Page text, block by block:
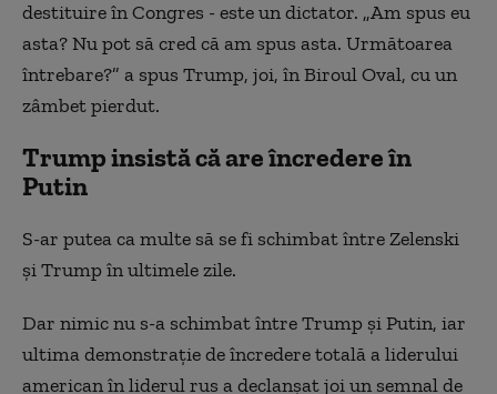
destituire în Congres - este un dictator. „Am spus eu
asta? Nu pot să cred că am spus asta. Următoarea
întrebare?” a spus Trump, joi, în Biroul Oval, cu un
zâmbet pierdut.
Trump insistă că are încredere în
Putin
S-ar putea ca multe să se fi schimbat între Zelenski
şi Trump în ultimele zile.
Dar nimic nu s-a schimbat între Trump şi Putin, iar
ultima demonstraţie de încredere totală a liderului
american în liderul rus a declanşat joi un semnal de